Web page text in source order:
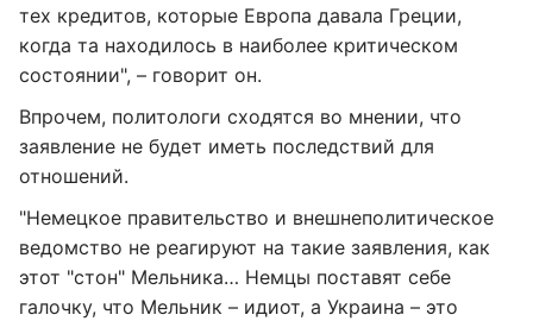
тех кредитов, которые Европа давала Греции,
когда та находилось в наиболее критическом
состоянии", – говорит он.
Впрочем, политологи сходятся во мнении, что
заявление не будет иметь последствий для
отношений.
"Немецкое правительство и внешнеполитическое
ведомство не реагируют на такие заявления, как
этот "стон" Мельника… Немцы поставят себе
галочку, что Мельник – идиот, а Украина – это